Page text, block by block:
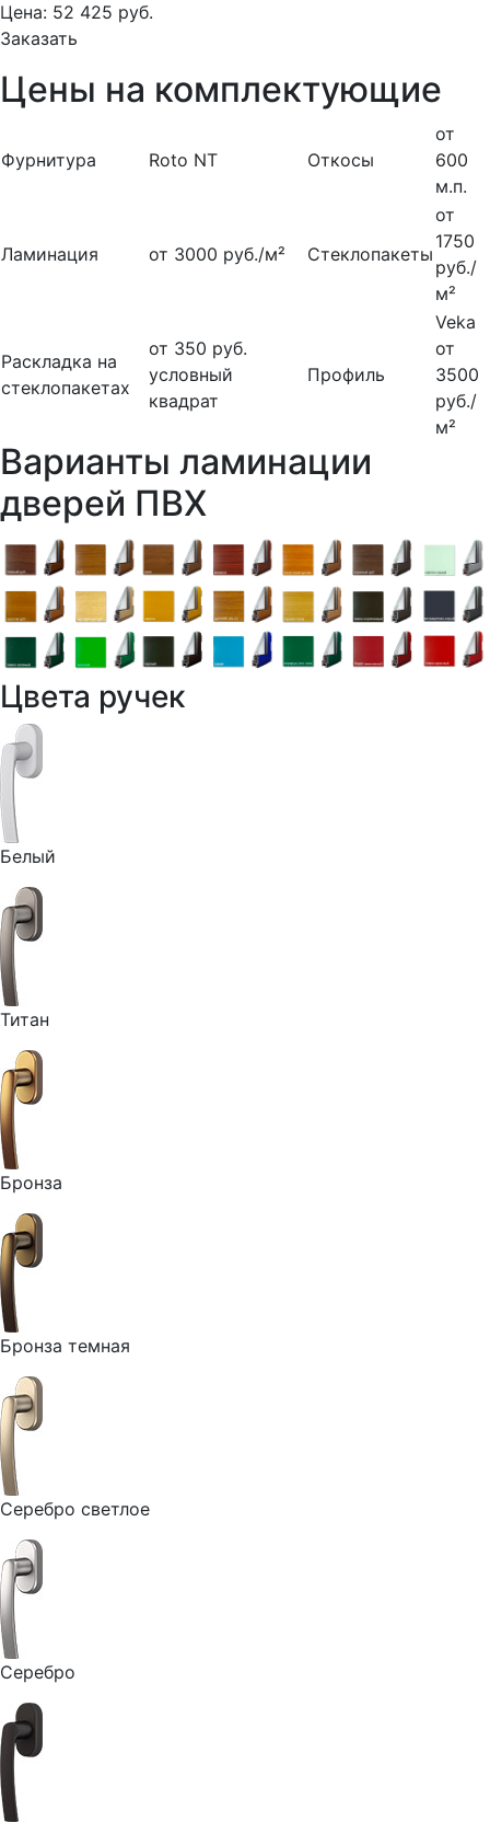
Цена: 52 425 руб.
Заказать
Цены на комплектующие
Фурнитура Roto NT Откосы
от
600
м.п.
Ламинация от 3000 руб./м² Стеклопакеты
от
1750
руб./
м²
Раскладка на
стеклопакетах
от 350 руб.
условный
квадрат
Профиль
Veka
от
3500
руб./
м²
Варианты ламинации
дверей ПВХ
Цвета ручек
Белый
Титан
Бронза
Бронза темная
Серебро светлое
Серебро